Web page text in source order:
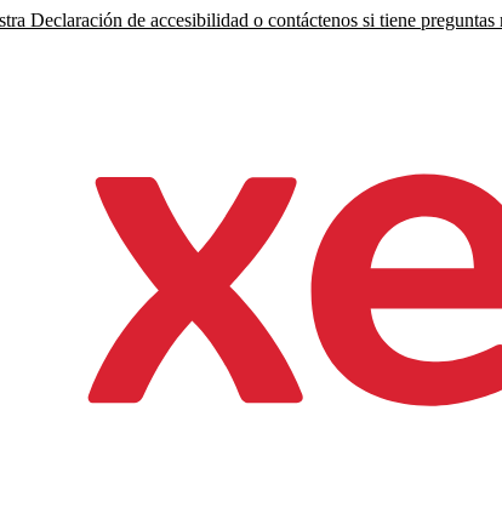
Declaración de accesibilidad o contáctenos si tiene